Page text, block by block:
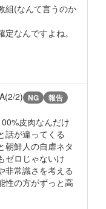
組(なんて言うのか
なんですよね。
2) NG 報告
皮肉なんだけ
話が違ってくる
朝鮮人の自虐ネタ
ゼロじゃないけ
非常識さを考える
性の方がずっと高